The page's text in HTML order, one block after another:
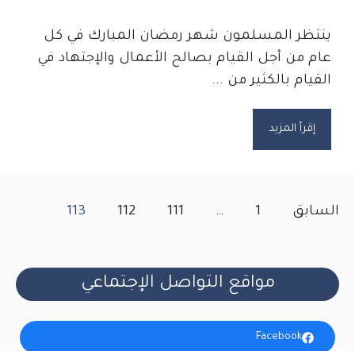
ينتظر المسلمون شهر رمضان المبارك في كل
عام من أجل القيام بصالح الأعمال والإجتهاد في
القيام بالكثير من ...
إقرأ المزيد
السابق 1
…
111
112
113
مواقع التواصل الإجتماعي
Facebook